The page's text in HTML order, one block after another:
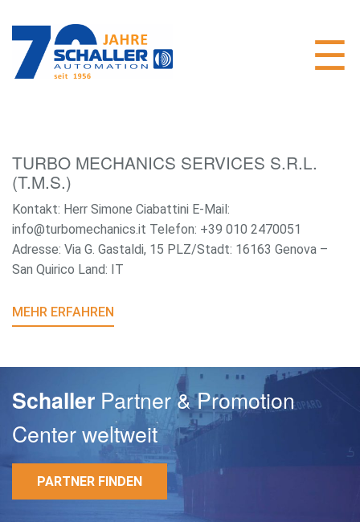
TURBO MECHANICS SERVICES S.R.L.
(T.M.S.)
Kontakt: Herr Simone Ciabattini E-Mail:
info@turbomechanics.it Telefon: +39 010 2470051
Adresse: Via G. Gastaldi, 15 PLZ/Stadt: 16163 Genova –
San Quirico Land: IT
MEHR ERFAHREN
Schaller Partner & Promotion
Center weltweit
PARTNER FINDEN